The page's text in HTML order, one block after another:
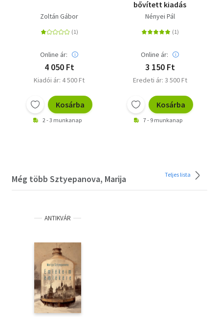
Zoltán Gábor
Online ár:
4 050 Ft
Kiadói ár: 4 500 Ft
Kosárba
2 - 3 munkanap
bővített kiadás
Nényei Pál
Online ár:
3 150 Ft
Eredeti ár: 3 500 Ft
Kosárba
7 - 9 munkanap
Még több Sztyepanova, Marija Teljes lista
ANTIKVÁR